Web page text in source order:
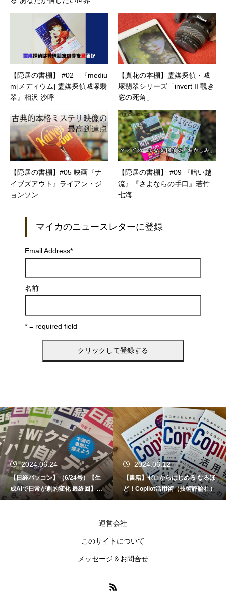
【隠居の書棚】 #02 『mediu
m[メディウム] 霊媒探偵城塚翡
翠』相沢 沙呼
【真花の本棚】霊媒探偵・城
塚翡翠シリーズ「invert II 覗き
窓の死角」
【隠居の書棚】#05 映画『ナ
イブズアウト』ライアン・ジ
ョンソン
【隠居の書棚】 #09 『暗い越
流』『さよならの手口』若竹
七海
マイカのニュースレターに登録
Email Address*
名前
* = required field
2024.06.24
【日経パソコン】（6/24号）【生
成AIで日常が劇的変化 最終回】 A
I時代のアプリケーション／サービ
2024.06.12
【書籍】ゼロからはじめる なるほ
ど！Copilot活用術（技術評論社）
運営会社
このサイトについて
メッセージ＆お問合せ